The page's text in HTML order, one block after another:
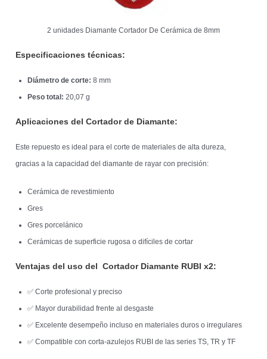
2 unidades Diamante Cortador De Cerámica de 8mm
Especificaciones técnicas:
Diámetro de corte: 8 mm
Peso total: 20,07 g
Aplicaciones del Cortador de Diamante:
Este repuesto es ideal para el corte de materiales de alta dureza,
gracias a la capacidad del diamante de rayar con precisión:
Cerámica de revestimiento
Gres
Gres porcelánico
Cerámicas de superficie rugosa o difíciles de cortar
Ventajas del uso del Cortador Diamante RUBI x2:
✅ Corte profesional y preciso
✅ Mayor durabilidad frente al desgaste
✅ Excelente desempeño incluso en materiales duros o irregulares
✅ Compatible con corta-azulejos RUBI de las series TS, TR y TF